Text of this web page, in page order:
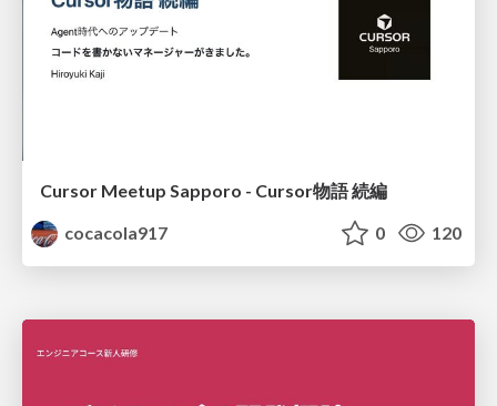
Cursor Meetup Sapporo - Cursor物語 続編
cocacola917
0 120